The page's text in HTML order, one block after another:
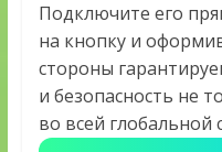
Подключите его
на кнопку и
стороны
и безопасность не
во всей глобальной